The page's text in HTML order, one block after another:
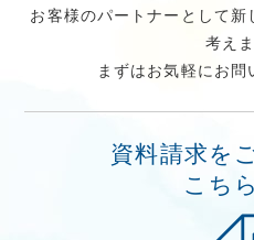
お客様のパートナーとして
考えま
まずはお気軽にお問
資料請求を
こち